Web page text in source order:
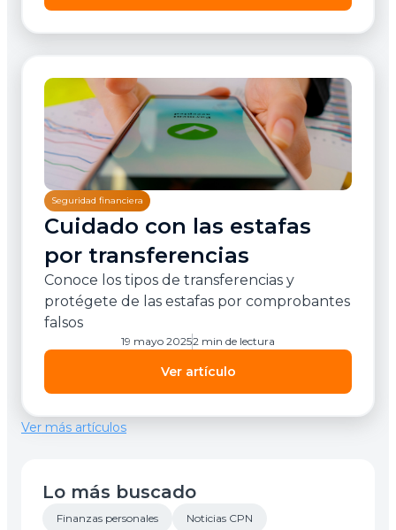
Seguridad financiera
Cuidado con las estafas
por transferencias
Conoce los tipos de transferencias y
protégete de las estafas por comprobantes
falsos
Ver artículo
19 mayo 20252 min de lectura
Ver más artículos
Lo más buscado
Finanzas personales Noticias CPN